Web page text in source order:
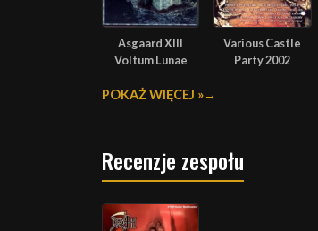
Asgaard XIII
Voltum Lunae
Various Castle
Party 2002
POKAŻ WIĘCEJ »
Recenzje zespołu